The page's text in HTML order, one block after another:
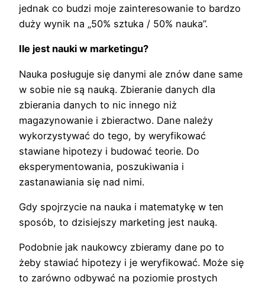
jednak co budzi moje zainteresowanie to bardzo
duży wynik na „50% sztuka / 50% nauka”.
Ile jest nauki w marketingu?
Nauka posługuje się danymi ale znów dane same
w sobie nie są nauką. Zbieranie danych dla
zbierania danych to nic innego niż
magazynowanie i zbieractwo. Dane należy
wykorzystywać do tego, by weryfikować
stawiane hipotezy i budować teorie. Do
eksperymentowania, poszukiwania i
zastanawiania się nad nimi.
Gdy spojrzycie na nauka i matematykę w ten
sposób, to dzisiejszy marketing jest nauką.
Podobnie jak naukowcy zbieramy dane po to
żeby stawiać hipotezy i je weryfikować. Może się
to zarówno odbywać na poziomie prostych